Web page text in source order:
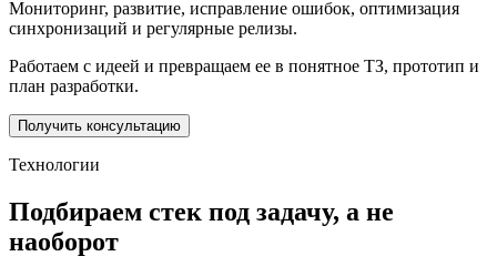
Мониторинг, развитие, исправление ошибок, оптимизация
синхронизаций и регулярные релизы.
Работаем с идеей и превращаем ее в понятное ТЗ, прототип и
план разработки.
Получить консультацию
Технологии
Подбираем стек под задачу, а не
наоборот